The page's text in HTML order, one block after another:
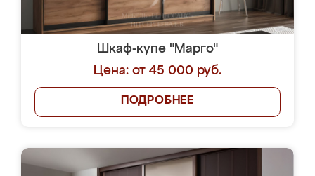
Шкаф-купе "Марго"
Цена: от 45 000 руб.
ПОДРОБНЕЕ